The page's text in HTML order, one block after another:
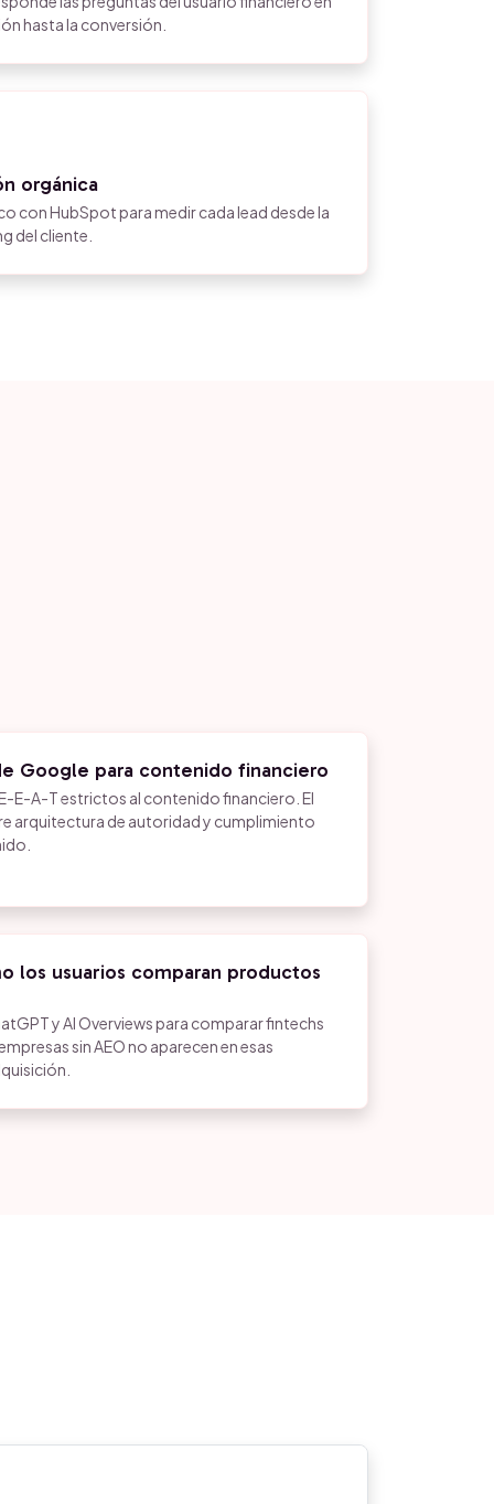
hasta la conversión.
orgánica
con HubSpot para medir cada lead desde la
del cliente.
Google para contenido financiero
E-A-T estrictos al contenido financiero. El
arquitectura de autoridad y cumplimiento
los usuarios comparan productos
y AI Overviews para comparar fintechs
sin AEO no aparecen en esas